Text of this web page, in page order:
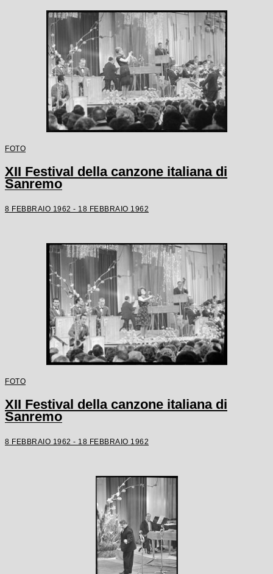
FOTO
XII Festival della canzone italiana di
Sanremo
8 FEBBRAIO 1962 - 18 FEBBRAIO 1962
FOTO
XII Festival della canzone italiana di
Sanremo
8 FEBBRAIO 1962 - 18 FEBBRAIO 1962